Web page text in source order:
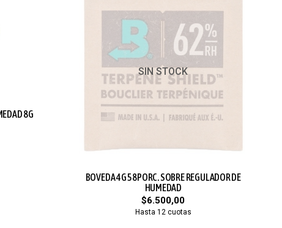
8G
SIN STOCK
BOVEDA 4G 58PORC. SOBRE REGULADOR DE
HUMEDAD
$6.500,00
Hasta 12 cuotas